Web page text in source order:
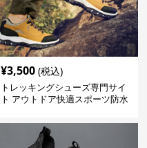
¥3,500 (税込)
トレッキングシューズ専門サイ
ト アウトドア快適スポーツ防水